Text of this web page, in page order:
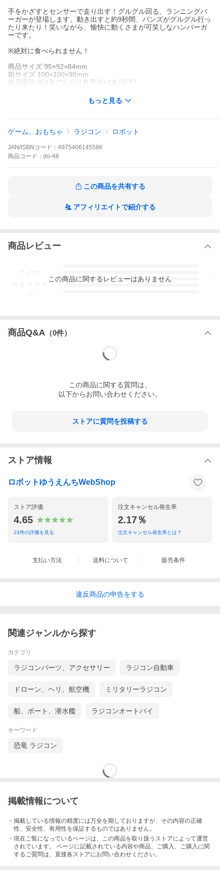
手をかざすとセンサーで走り出す！グルグル回る、ランニングバ
ーガーが登場します。動き出すと約9秒間、バンズがグルグル行っ
たり来たり！笑いながら、愉快に動くさまが可笑しなハンバーガ
ーです。
※絶対に食べられません！
商品サイズ 95×92×84mm
箱サイズ 100×100×98mm
使用電池 単4形アルカリ乾電池×3本(別売)
もっと見る
ゲーム、おもちゃ ラジコン ロボット
JAN/ISBNコード： 4975406145586
商品 コード： do-48
この商品を共有する
アフィリエイトで紹介する
商品レビュー
3
この商品に関するレビューはありません
商品Q&A （0件）
この商品に関する質問は、
以下からお問い合わせください。
ストアに質問を投稿する
ストア情報
ロボットゆうえんちWebShop
ストア評価
4.65
23件の評価を見る
注文キャンセル発生率
2.17％
注文キャンセル発生率とは？
支払い方法 送料について 販売条件
違反商品の申告をする
関連ジャンルから探す
カテゴリ
ラジコンパーツ、アクセサリー ラジコン自動車
ドローン、ヘリ、航空機 ミリタリーラジコン
船、ボート、潜水艦 ラジコンオートバイ
キーワード
恐竜 ラジコン
掲載情報について
・掲載している情報の精度には万全を期しておりますが、その内容の正確
性、安全性、有用性を保証するものではありません。
・現在ご覧になっているページは、この商品を取り扱うストアによって運営
されています。 ページに記載されている内容や商品、ご購入 、ご購入に関
するご質問は、直接各ストアにお問い合わせください。